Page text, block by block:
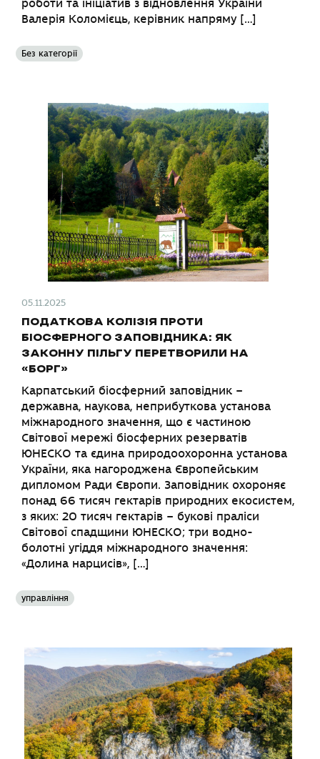
роботи та ініціатив з відновлення України
Валерія Коломієць, керівник напряму […]
Без категорії
05.11.2025
ПОДАТКОВА КОЛІЗІЯ ПРОТИ
БІОСФЕРНОГО ЗАПОВІДНИКА: ЯК
ЗАКОННУ ПІЛЬГУ ПЕРЕТВОРИЛИ НА
«БОРГ»
Карпатський біосферний заповідник –
державна, наукова, неприбуткова установа
міжнародного значення, що є частиною
Світової мережі біосферних резерватів
ЮНЕСКО та єдина природоохоронна установа
України, яка нагороджена Європейським
дипломом Ради Європи. Заповідник охороняє
понад 66 тисяч гектарів природних екосистем,
з яких: 20 тисяч гектарів – букові праліси
Світової спадщини ЮНЕСКО; три водно-
болотні угіддя міжнародного значення:
«Долина нарцисів», […]
управління